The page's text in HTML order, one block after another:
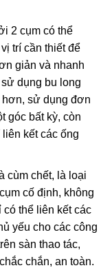
2 cụm có thể
trí cần thiết để
giản và nhanh
dụng bu long
hơn, sử dụng đơn
góc bất kỳ, còn
kết các ống
cùm chết, là loại
cố định, không
thể liên kết các
yếu cho các công
sàn thao tác,
chắn, an toàn.